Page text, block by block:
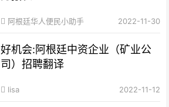
阿根廷华人便民小助手 2022-11-30
好机会:阿根廷中资企业（矿业公
司）招聘翻译
lisa 2022-11-12